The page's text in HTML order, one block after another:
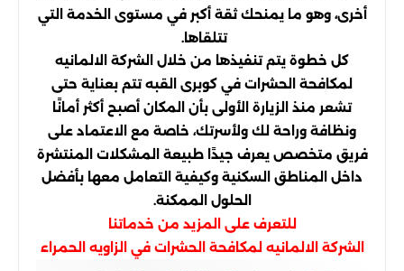
أخرى، وهو ما يمنحك ثقة أكبر في مستوى الخدمة التي
تتلقاها.
كل خطوة يتم تنفيذها من خلال الشركة الالمانيه
لمكافحة الحشرات في كوبرى القبه تتم بعناية حتى
تشعر منذ الزيارة الأولى بأن المكان أصبح أكثر أمانًا
ونظافة وراحة لك ولأسرتك، خاصة مع الاعتماد على
فريق متخصص يعرف جيدًا طبيعة المشكلات المنتشرة
داخل المناطق السكنية وكيفية التعامل معها بأفضل
الحلول الممكنة.
للتعرف على المزيد من خدماتنا
الشركة الالمانيه لمكافحة الحشرات في الزاويه الحمراء